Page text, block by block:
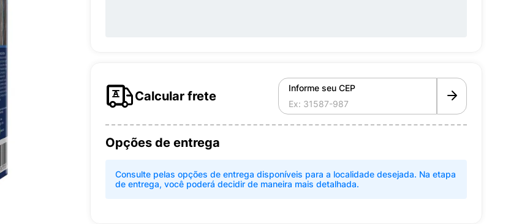
Calcular frete
Informe seu CEP
Opções de entrega
Consulte pelas opções de entrega disponíveis para a localidade desejada. Na etapa
de entrega, você poderá decidir de maneira mais detalhada.